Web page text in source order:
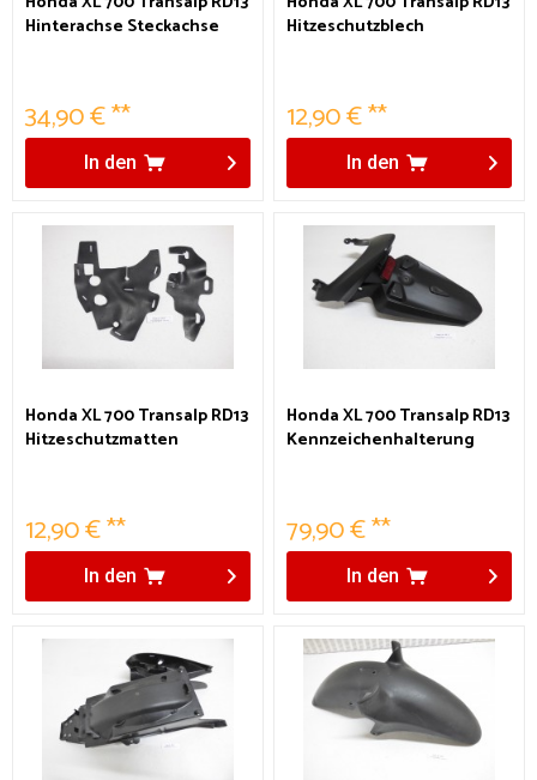
Hinterachse Steckachse
34,90 € **
In den
Hitzeschutzblech
12,90 € **
In den
Honda XL 700 Transalp RD13
Hitzeschutzmatten
12,90 € **
In den
Honda XL 700 Transalp RD13
Kennzeichenhalterung
79,90 € **
In den